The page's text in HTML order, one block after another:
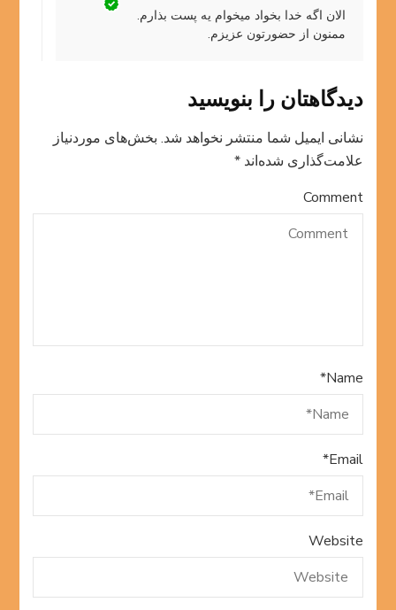
الان اگه خدا بخواد میخوام یه پست بذارم.
ممنون از حضورتون عزیزم.
دیدگاهتان را بنویسید
نشانی ایمیل شما منتشر نخواهد شد. بخش‌های موردنیاز
علامت‌گذاری شده‌اند*
Comment
Name
*
Email
*
Website